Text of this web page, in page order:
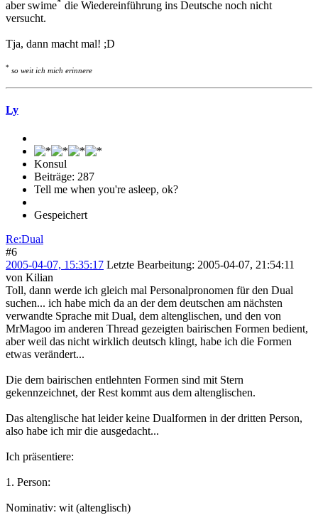
aber swime
die Wiedereinführung ins Deutsche noch nicht
versucht.
Tja, dann macht mal! ;D
* so weit ich mich erinnere
Ly
Konsul
Beiträge: 287
Tell me when you're asleep, ok?
Gespeichert
Re:Dual
#6
2005-04-07, 15:35:17 Letzte Bearbeitung: 2005-04-07, 21:54:11
von Kilian
Toll, dann werde ich gleich mal Personalpronomen für den Dual
suchen... ich habe mich da an der dem deutschen am nächsten
verwandte Sprache mit Dual, dem altenglischen, und den von
MrMagoo im anderen Thread gezeigten bairischen Formen bedient,
aber weil das nicht wirklich deutsch klingt, habe ich die Formen
etwas verändert...
Die dem bairischen entlehnten Formen sind mit Stern
gekennzeichnet, der Rest kommt aus dem altenglischen.
Das altenglische hat leider keine Dualformen in der dritten Person,
also habe ich mir die ausgedacht...
Ich präsentiere:
1. Person:
Nominativ: wit (altenglisch)